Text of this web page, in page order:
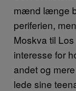
mænd længe
periferien,
Moskva til
interesse for
andet og
lede sine